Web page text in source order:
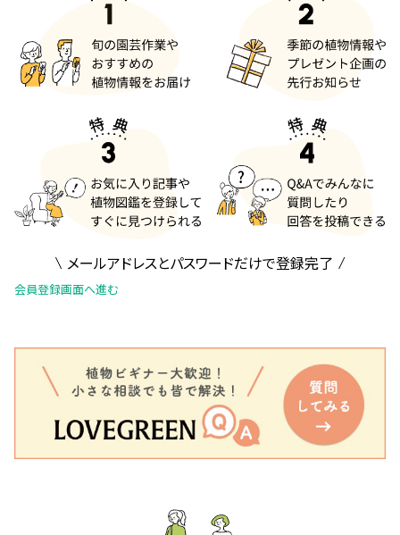
メールアドレスとパスワードだけで登録完了
会員登録画面へ進む